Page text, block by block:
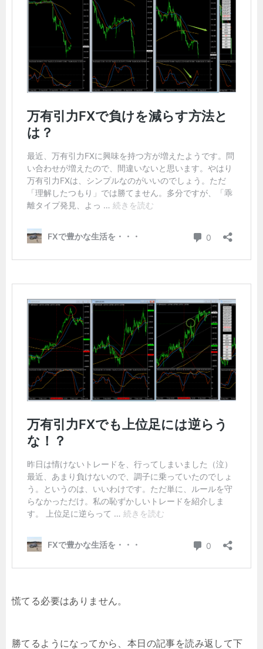
慌てる必要はありません。
勝てるようになってから、本日の記事を読み返して下